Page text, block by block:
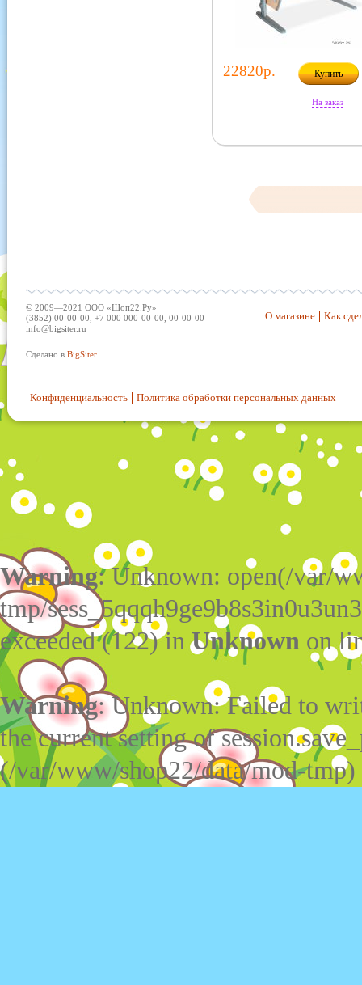
22820р. Купить
На заказ
© 2009—2021 ООО «Шоп22.Ру»
(3852) 00-00-00, +7 000 000-00-00, 00-00-00
info@bigsiter.ru
Сделано в BigSiter
О магазине Как
Конфиденциальность Политика обработки персональных данных
Warning: Unknown: open(/var/
tmp/
exceeded (122) inUnknown on
Warning: Unknown: Failed to
the current setting of
(/var/www/shop22/data/mod-